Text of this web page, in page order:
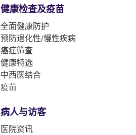
健康检查及疫苗
全面健康防护
预防退化性/慢性疾病
癌症筛查
健康特选
中西医结合
疫苗
病人与访客
医院资讯